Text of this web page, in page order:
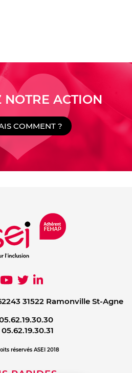
NOTRE ACTION
COMMENT ?
31522 Ramonville St-Agne
05.62.19.30.31
réservés ASEI 2018